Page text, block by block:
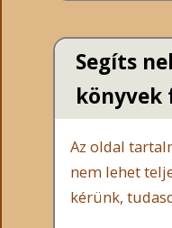
Segíts
könyvek
Az oldal
nem lehet
kérünk,